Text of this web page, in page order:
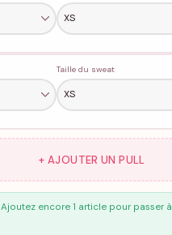
Taille du sweat
+ AJOUTER UN PULL
Ajoutez encore 1 article pour passer à